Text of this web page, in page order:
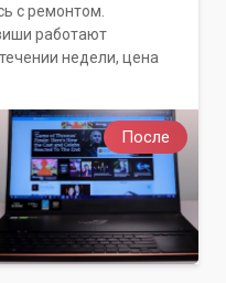
После
с ремонтом.
работают
недели, цена